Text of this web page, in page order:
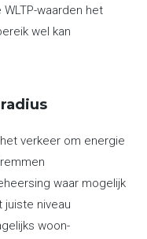
waarden het
wel kan
verkeer om energie
waar mogelijk
juiste niveau
woon-